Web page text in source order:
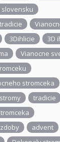
slovensku
3Dihlicie
3D
Vianocne
stromceka
tradicie
advent